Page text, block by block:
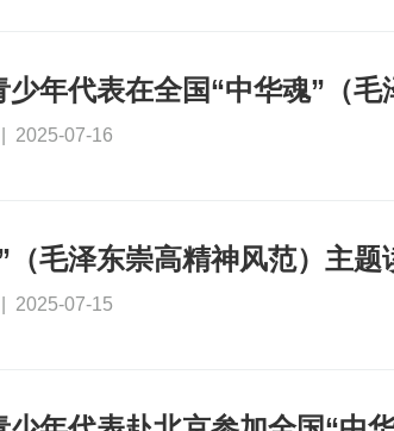
| 2025-07-16
| 2025-07-15